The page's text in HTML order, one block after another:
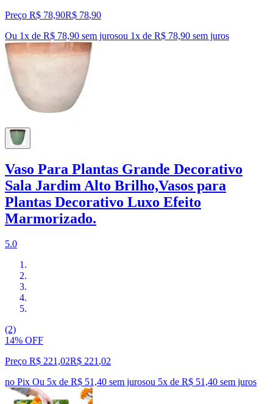
Preço R$ 78,90R$ 78,90
Ou 1x de R$ 78,90 sem jurosou 1x de R$ 78,90 sem juros
Vaso Para Plantas Grande Decorativo
Sala Jardim Alto Brilho,Vasos para
Plantas Decorativo Luxo Efeito
Marmorizado.
5.0
(2)
14% OFF
Preço R$ 221,02R$ 221,02
no Pix Ou 5x de R$ 51,40 sem jurosou 5x de R$ 51,40 sem juros